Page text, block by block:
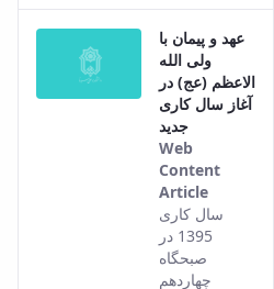
of
عهد و پیمان با
ولی الله
الاعظم (عج) در
آغاز سال کاری
جدید
Web
Content
Article
سال کاری
1395 در
صبحگاه
چهاردهم